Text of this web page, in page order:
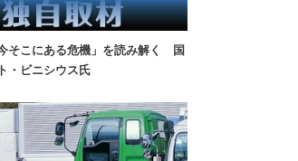
そこにある危機」を読み解く 国
・ビニシウス氏